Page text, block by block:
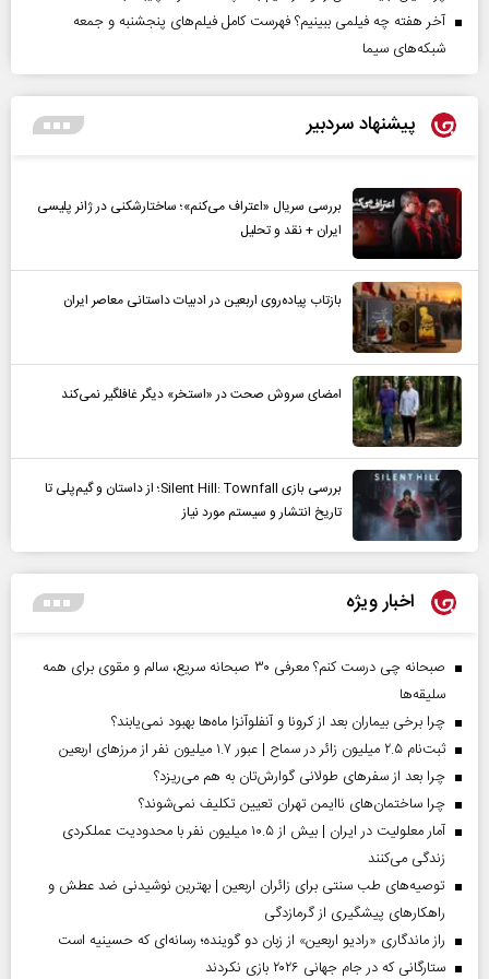
آخر هفته چه فیلمی ببینیم؟ فهرست کامل فیلم‌های پنجشنبه و جمعه
شبکه‌های سیما
پیشنهاد سردبیر
بررسی سریال «اعتراف می‌کنم»؛ ساختارشکنی در ژانر پلیسی
ایران + نقد و تحلیل
بازتاب پیاده‌روی اربعین در ادبیات داستانی معاصر ایران
امضای سروش صحت در «استخر» دیگر غافلگیر نمی‌کند
بررسی بازی Silent Hill: Townfall؛ از داستان و گیم‌پلی تا
تاریخ انتشار و سیستم مورد نیاز
اخبار ویژه
صبحانه چی درست کنم؟ معرفی ۳۰ صبحانه سریع، سالم و مقوی برای همه
سلیقه‌ها
چرا برخی بیماران بعد از کرونا و آنفلوآنزا ماه‌ها بهبود نمی‌یابند؟
ثبت‌نام ۲.۵ میلیون زائر در سماح | عبور ۱.۷ میلیون نفر از مرز‌های اربعین
چرا بعد از سفرهای طولانی گوارش‌تان به هم می‌ریزد؟
چرا ساختمان‌های ناایمن تهران تعیین تکلیف نمی‌شوند؟
آمار معلولیت در ایران | بیش از ۱۰.۵ میلیون نفر با محدودیت عملکردی
زندگی می‌کنند
توصیه‌های طب سنتی برای زائران اربعین | بهترین نوشیدنی ضد عطش و
راهکارهای پیشگیری از گرمازدگی
راز ماندگاری «رادیو اربعین» از زبان دو گوینده؛ رسانه‌ای که حسینیه است
ستارگانی که در جام جهانی ۲۰۲۶ بازی نکردند